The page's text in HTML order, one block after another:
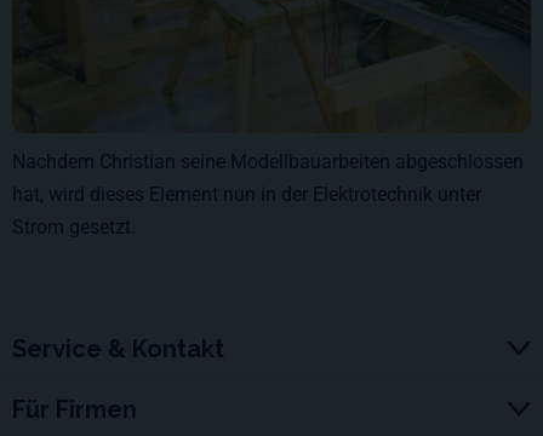
Nachdem Christian seine Modellbauarbeiten abgeschlossen
hat, wird dieses Element nun in der Elektrotechnik unter
Strom gesetzt.
Service & Kontakt
Für Firmen